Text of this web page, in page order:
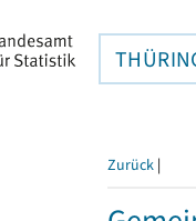
Zurück |